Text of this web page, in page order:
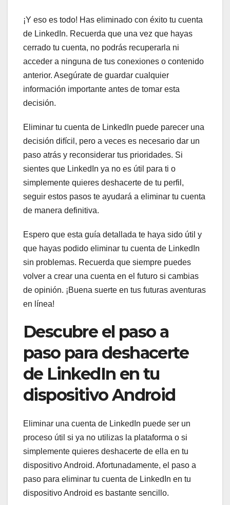
¡Y eso es todo! Has eliminado con éxito tu cuenta
de LinkedIn. Recuerda que una vez que hayas
cerrado tu cuenta, no podrás recuperarla ni
acceder a ninguna de tus conexiones o contenido
anterior. Asegúrate de guardar cualquier
información importante antes de tomar esta
decisión.
Eliminar tu cuenta de LinkedIn puede parecer una
decisión difícil, pero a veces es necesario dar un
paso atrás y reconsiderar tus prioridades. Si
sientes que LinkedIn ya no es útil para ti o
simplemente quieres deshacerte de tu perfil,
seguir estos pasos te ayudará a eliminar tu cuenta
de manera definitiva.
Espero que esta guía detallada te haya sido útil y
que hayas podido eliminar tu cuenta de LinkedIn
sin problemas. Recuerda que siempre puedes
volver a crear una cuenta en el futuro si cambias
de opinión. ¡Buena suerte en tus futuras aventuras
en línea!
Descubre el paso a
paso para deshacerte
de LinkedIn en tu
dispositivo Android
Eliminar una cuenta de LinkedIn puede ser un
proceso útil si ya no utilizas la plataforma o si
simplemente quieres deshacerte de ella en tu
dispositivo Android. Afortunadamente, el paso a
paso para eliminar tu cuenta de LinkedIn en tu
dispositivo Android es bastante sencillo.